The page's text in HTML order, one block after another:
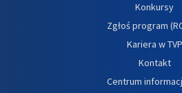
Konkursy
Zgłoś program
Kariera w TVP
Kontakt
Centrum